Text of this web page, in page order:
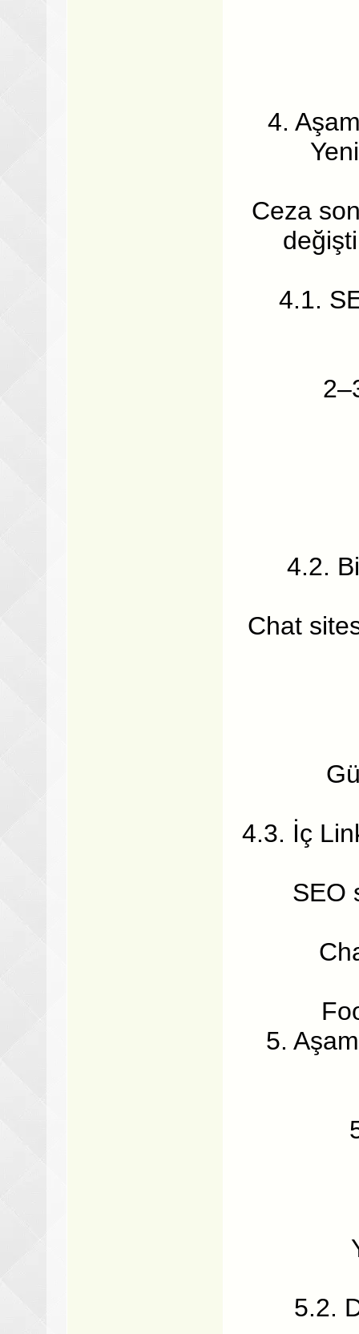
4.
Ceza
4.1.
4.2.
Chat
4.3. İç
SEO
5.
5.2.